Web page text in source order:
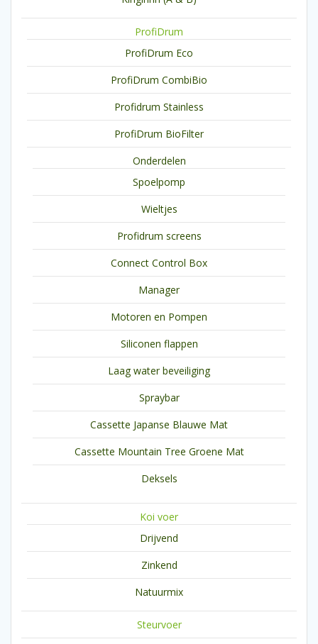
ProfiDrum
ProfiDrum Eco
ProfiDrum CombiBio
Profidrum Stainless
ProfiDrum BioFilter
Onderdelen
Spoelpomp
Wieltjes
Profidrum screens
Connect Control Box
Manager
Motoren en Pompen
Siliconen flappen
Laag water beveiliging
Spraybar
Cassette Japanse Blauwe Mat
Cassette Mountain Tree Groene Mat
Deksels
Koi voer
Drijvend
Zinkend
Natuurmix
Steurvoer